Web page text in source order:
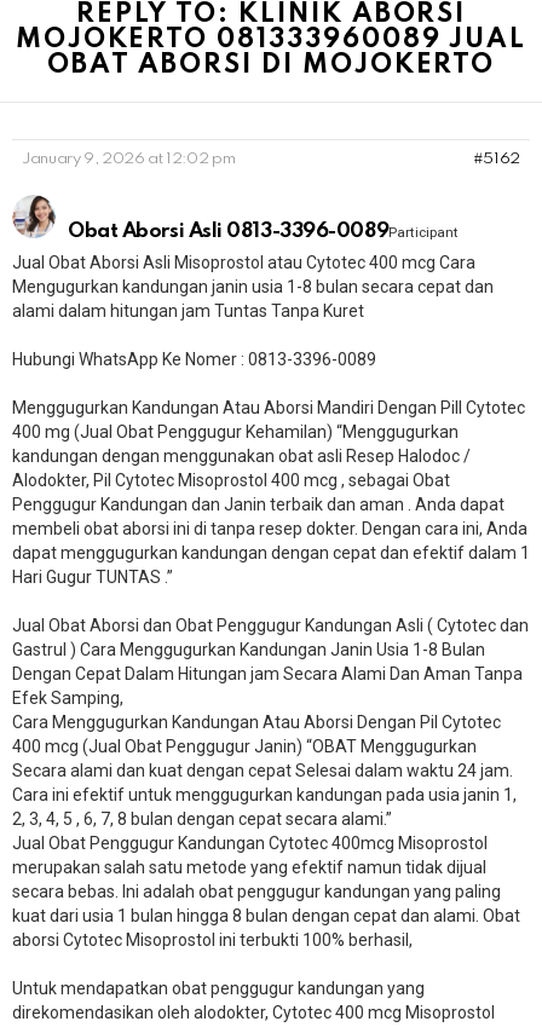
REPLY TO: KLINIK ABORSI
MOJOKERTO 081333960089 JUAL
OBAT ABORSI DI MOJOKERTO
January 9, 2026 at 12:02 pm #5162
Obat Aborsi Asli 0813-3396-0089Participant
Jual Obat Aborsi Asli Misoprostol atau Cytotec 400 mcg Cara
Mengugurkan kandungan janin usia 1-8 bulan secara cepat dan
alami dalam hitungan jam Tuntas Tanpa Kuret
Hubungi WhatsApp Ke Nomer : 0813-3396-0089​
Menggugurkan Kandungan Atau Aborsi Mandiri Dengan Pill Cytotec
400 mg (Jual Obat Penggugur Kehamilan) “Menggugurkan
kandungan dengan menggunakan obat asli Resep Halodoc /
Alodokter, Pil Cytotec Misoprostol 400 mcg , sebagai Obat
Penggugur Kandungan dan Janin terbaik dan aman . Anda dapat
membeli obat aborsi ini di tanpa resep dokter. Dengan cara ini, Anda
dapat menggugurkan kandungan dengan cepat dan efektif dalam 1
Hari Gugur TUNTAS .”
Jual Obat Aborsi dan Obat Penggugur Kandungan Asli ( Cytotec dan
Gastrul ) Cara Menggugurkan Kandungan Janin Usia 1-8 Bulan
Dengan Cepat Dalam Hitungan jam Secara Alami Dan Aman Tanpa
Efek Samping,
Cara Menggugurkan Kandungan Atau Aborsi Dengan Pil Cytotec
400 mcg (Jual Obat Penggugur Janin) “OBAT Menggugurkan
Secara alami dan kuat dengan cepat Selesai dalam waktu 24 jam.
Cara ini efektif untuk menggugurkan kandungan pada usia janin 1,
2, 3, 4, 5 , 6, 7, 8 bulan dengan cepat secara alami.”
Jual Obat Penggugur Kandungan Cytotec 400mcg Misoprostol
merupakan salah satu metode yang efektif namun tidak dijual
secara bebas. Ini adalah obat penggugur kandungan yang paling
kuat dari usia 1 bulan hingga 8 bulan dengan cepat dan alami. Obat
aborsi Cytotec Misoprostol ini terbukti 100% berhasil,
Untuk mendapatkan obat penggugur kandungan yang
direkomendasikan oleh alodokter, Cytotec 400 mcg Misoprostol